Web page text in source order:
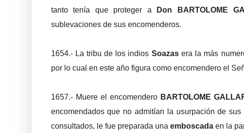
tanto tenía que proteger a
Don BARTOLOME
sublevaciones de sus encomenderos.
1654.- La tribu de los indios Soazas era la más
por lo cual en este año figura como encomendero el
1657.- Muere el encomendero BARTOLOME
encomendados que no admitían la usurpación de
consultados, le fue preparada una emboscadaen la